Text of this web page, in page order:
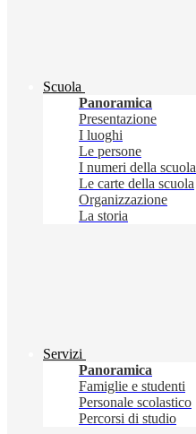
Scuola
Panoramica
Presentazione
I luoghi
Le persone
I numeri della scuola
Le carte della scuola
Organizzazione
La storia
Servizi
Panoramica
Famiglie e studenti
Personale scolastico
Percorsi di studio